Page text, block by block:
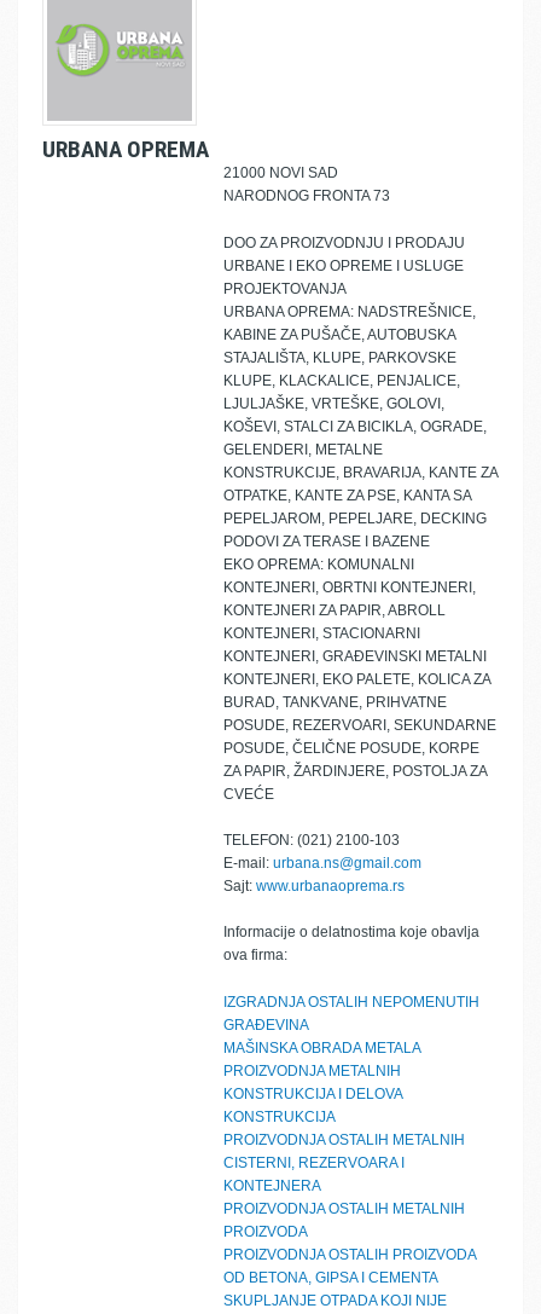
URBANA OPREMA
21000 NOVI SAD
NARODNOG FRONTA 73
DOO ZA PROIZVODNJU I PRODAJU
URBANE I EKO OPREME I USLUGE
PROJEKTOVANJA
URBANA OPREMA: NADSTREŠNICE,
KABINE ZA PUŠAČE, AUTOBUSKA
STAJALIŠTA, KLUPE, PARKOVSKE
KLUPE, KLACKALICE, PENJALICE,
LJULJAŠKE, VRTEŠKE, GOLOVI,
KOŠEVI, STALCI ZA BICIKLA, OGRADE,
GELENDERI, METALNE
KONSTRUKCIJE, BRAVARIJA, KANTE ZA
OTPATKE, KANTE ZA PSE, KANTA SA
PEPELJAROM, PEPELJARE, DECKING
PODOVI ZA TERASE I BAZENE
EKO OPREMA: KOMUNALNI
KONTEJNERI, OBRTNI KONTEJNERI,
KONTEJNERI ZA PAPIR, ABROLL
KONTEJNERI, STACIONARNI
KONTEJNERI, GRAĐEVINSKI METALNI
KONTEJNERI, EKO PALETE, KOLICA ZA
BURAD, TANKVANE, PRIHVATNE
POSUDE, REZERVOARI, SEKUNDARNE
POSUDE, ČELIČNE POSUDE, KORPE
ZA PAPIR, ŽARDINJERE, POSTOLJA ZA
CVEĆE
TELEFON: (021) 2100-103
E-mail: urbana.ns@gmail.com
Sajt: www.urbanaoprema.rs
Informacije o delatnostima koje obavlja
ova firma:
IZGRADNJA OSTALIH NEPOMENUTIH
GRAĐEVINA
MAŠINSKA OBRADA METALA
PROIZVODNJA METALNIH
KONSTRUKCIJA I DELOVA
KONSTRUKCIJA
PROIZVODNJA OSTALIH METALNIH
CISTERNI, REZERVOARA I
KONTEJNERA
PROIZVODNJA OSTALIH METALNIH
PROIZVODA
PROIZVODNJA OSTALIH PROIZVODA
OD BETONA, GIPSA I CEMENTA
SKUPLJANJE OTPADA KOJI NIJE